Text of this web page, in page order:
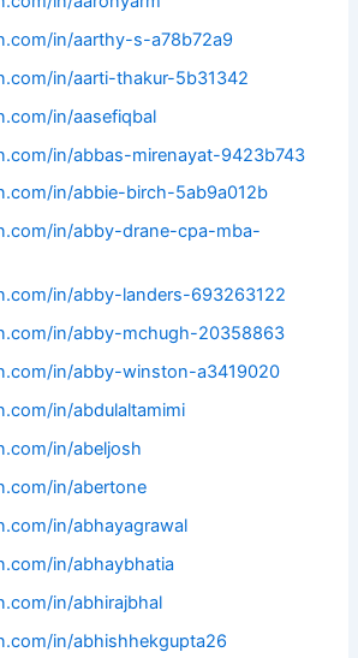
in/aarthy-s-a78b72a9
in/aarti-thakur-5b31342
in/aasefiqbal
in/abbas-mirenayat-9423b743
in/abbie-birch-5ab9a012b
in/abby-drane-cpa-mba-
in/abby-landers-693263122
in/abby-mchugh-20358863
in/abby-winston-a3419020
in/abdulaltamimi
in/abeljosh
in/abertone
in/abhayagrawal
in/abhaybhatia
in/abhirajbhal
in/abhishhekgupta26